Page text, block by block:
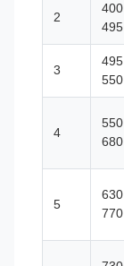
2
495
3
550
4
680
5
770